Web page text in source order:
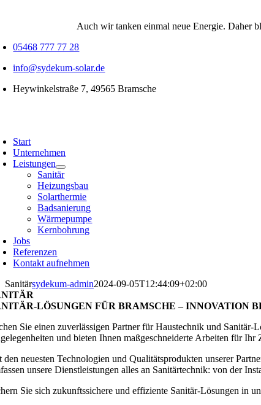
Auch wir tanken einmal neue Energie. Daher
05468 777 77 28
info@sydekum-solar.de
Heywinkelstraße 7, 49565 Bramsche
Start
Unternehmen
Leistungen
Sanitär
Heizungsbau
Solarthermie
Badsanierung
Wärmepumpe
Kernbohrung
Jobs
Referenzen
Kontakt aufnehmen
Sanitärsydekum-admin2024-09-05T12:44:09+02:00
LÖSUNGEN FÜR BRAMSCHE – INNOVATION
Sie einen zuverlässigen Partner für Haustechnik und
und bieten Ihnen maßgeschneiderte Arbeiten für Ihr
den neuesten Technologien und Qualitätsprodukten unserer
unsere Dienstleistungen alles an Sanitärtechnik: von der
Sie sich zukunftssichere und effiziente Sanitär-Lösungen in